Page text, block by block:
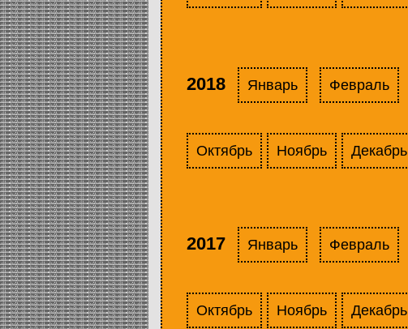
2018 Январь Февраль
Октябрь Ноябрь Декабрь
2017 Январь Февраль
Октябрь Ноябрь Декабрь